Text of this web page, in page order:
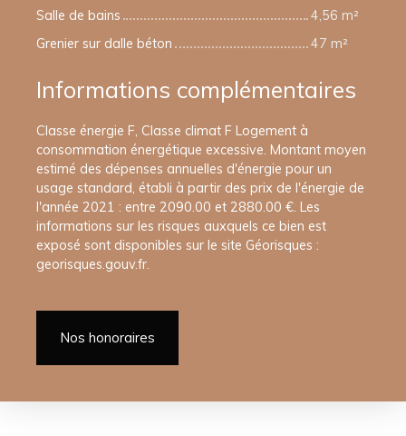
Salle de bains
4,56 m²
Grenier sur dalle béton
47 m²
Informations complémentaires
Classe énergie F, Classe climat F Logement à
consommation énergétique excessive. Montant moyen
estimé des dépenses annuelles d'énergie pour un
usage standard, établi à partir des prix de l'énergie de
l'année 2021 : entre 2090.00 et 2880.00 €. Les
informations sur les risques auxquels ce bien est
exposé sont disponibles sur le site Géorisques :
georisques.gouv.fr.
Nos honoraires